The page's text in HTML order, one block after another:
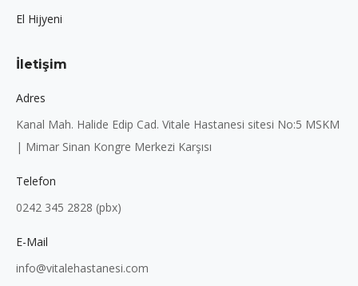
El Hijyeni
İletişim
Adres
Kanal Mah. Halide Edip Cad. Vitale Hastanesi sitesi No:5 MSKM
| Mimar Sinan Kongre Merkezi Karşısı
Telefon
0242 345 2828 (pbx)
E-Mail
info@vitalehastanesi.com